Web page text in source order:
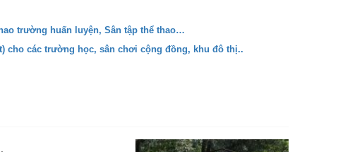
trường huấn luyện, Sân tập thể thao…
cho các trường học, sân chơi cộng đồng, khu đô thị..